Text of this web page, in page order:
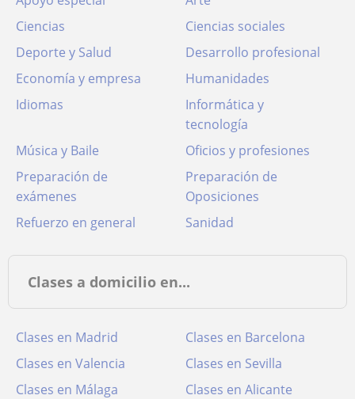
Ciencias
Ciencias sociales
Deporte y Salud
Desarrollo profesional
Economía y empresa
Humanidades
Idiomas
Informática y
tecnología
Música y Baile
Oficios y profesiones
Preparación de
exámenes
Preparación de
Oposiciones
Refuerzo en general
Sanidad
Clases a domicilio en...
Clases en Madrid
Clases en Barcelona
Clases en Valencia
Clases en Sevilla
Clases en Málaga
Clases en Alicante